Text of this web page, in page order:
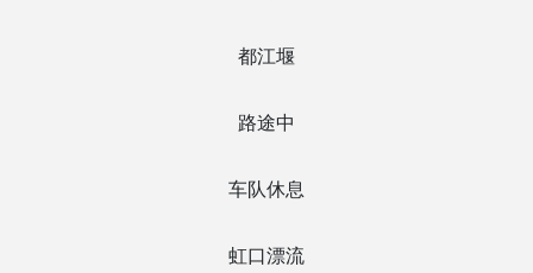
都江堰
路途中
车队休息
虹口漂流